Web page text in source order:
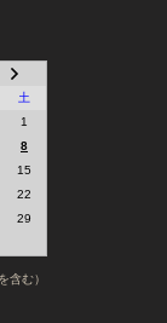
土
1
8
15
22
29
含む）